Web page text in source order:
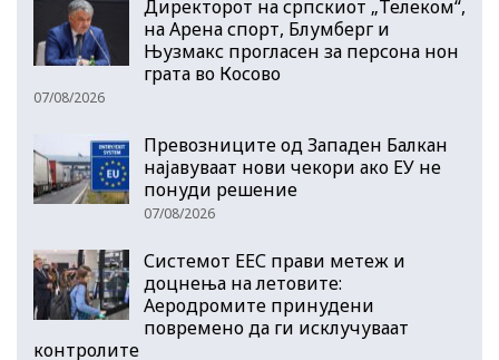
Директорот на српскиот „Телеком“,
на Арена спорт, Блумберг и
Њузмакс прогласен за персона нон
грата во Косово
07/08/2026
Превозниците од Западен Балкан
најавуваат нови чекори ако ЕУ не
понуди решение
07/08/2026
Системот ЕЕС прави метеж и
доцнења на летовите:
Аеродромите принудени
повремено да ги исклучуваат
контролите